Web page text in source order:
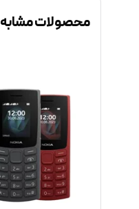
محصولات مشابه